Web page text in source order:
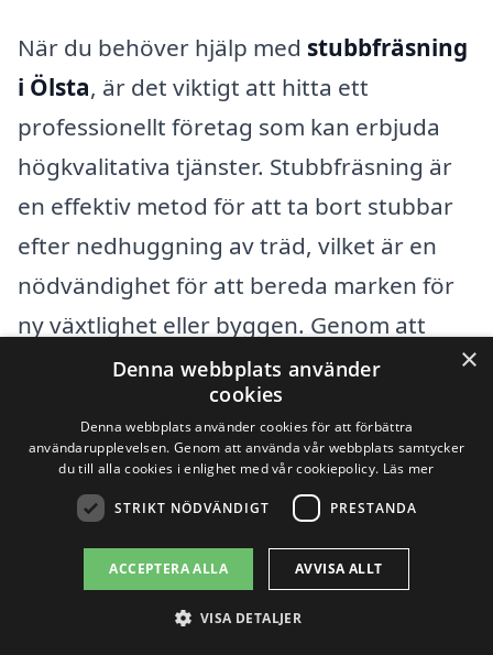
När du behöver hjälp med stubbfräsning
i Ölsta, är det viktigt att hitta ett
professionellt företag som kan erbjuda
högkvalitativa tjänster. Stubbfräsning är
en effektiv metod för att ta bort stubbar
efter nedhuggning av träd, vilket är en
nödvändighet för att bereda marken för
ny växtlighet eller byggen. Genom att
använda vår plattform xn--stubbfrsning-
pris-wqb.se, kan du enkelt få kontakt med
experter inom stubbfräsning i ditt
närområde.
Det finns flera effektiva företag i närheten
av Ölsta som erbjuder stubbfräsning. Här
är några städer du kan överväga när du
×
Denna webbplats använder
cookies
Denna webbplats använder cookies för att förbättra
användarupplevelsen. Genom att använda vår webbplats samtycker
du till alla cookies i enlighet med vår cookiepolicy. Läs mer
STRIKT NÖDVÄNDIGT PRESTANDA
ACCEPTERA ALLA AVVISA ALLT
VISA DETALJER